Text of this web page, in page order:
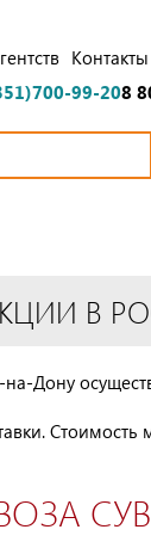
Контакты
99-208
В
Дону